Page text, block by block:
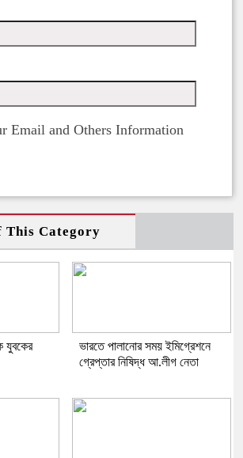
Email and Others Information
This Category
যুবকের
ভারতে পালানোর সময় ইমিগ্রেশনে
গ্রেপ্তার নিষিদ্ধ আ.লীগ নেতা